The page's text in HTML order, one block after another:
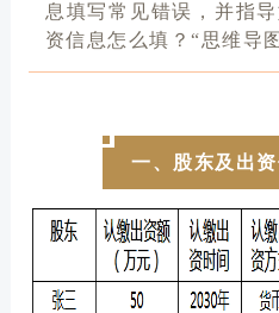
息填写常见错误，并指
资信息怎么填？“思维导
一、股东及出